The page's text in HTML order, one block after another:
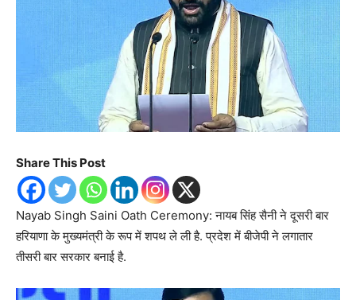
Share This Post
Nayab Singh Saini Oath Ceremony: नायब सिंह सैनी ने दूसरी बार
हरियाणा के मुख्यमंत्री के रूप में शपथ ले ली है. प्रदेश में बीजेपी ने लगातार
तीसरी बार सरकार बनाई है.